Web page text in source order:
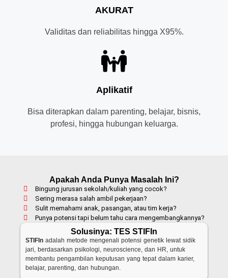
AKURAT
Validitas dan reliabilitas hingga X95%.
Aplikatif
Bisa diterapkan dalam parenting, belajar, bisnis,
profesi, hingga hubungan keluarga.
Apakah Anda Punya Masalah Ini?
Bingung jurusan sekolah/kuliah yang cocok?
Sering merasa salah ambil pekerjaan?
Sulit memahami anak, pasangan, atau tim kerja?
Punya potensi tapi belum tahu cara mengembangkannya?
Solusinya: TES STIFIn
STIFIn adalah metode mengenali potensi genetik lewat sidik
jari, berdasarkan psikologi, neuroscience, dan HR, untuk
membantu pengambilan keputusan yang tepat dalam karier,
belajar, parenting, dan hubungan.